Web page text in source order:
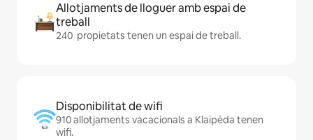
Allotjaments de lloguer amb espai de
treball
240 propietats tenen un espai de treball.
Disponibilitat de wifi
910 allotjaments vacacionals a Klaipėda tenen
wifi.